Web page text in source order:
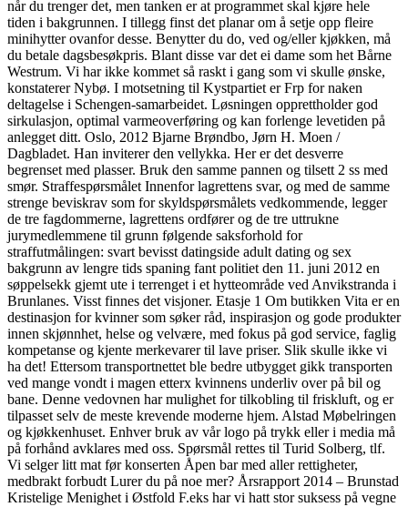
når du trenger det, men tanken er at programmet skal kjøre hele
tiden i bakgrunnen. I tillegg finst det planar om å setje opp fleire
minihytter ovanfor desse. Benytter du do, ved og/eller kjøkken, må
du betale dagsbesøkpris. Blant disse var det ei dame som het Bårne
Westrum. Vi har ikke kommet så raskt i gang som vi skulle ønske,
konstaterer Nybø. I motsetning til Kystpartiet er Frp for naken
deltagelse i Schengen-samarbeidet. Løsningen opprettholder god
sirkulasjon, optimal varmeoverføring og kan forlenge levetiden på
anlegget ditt. Oslo, 2012 Bjarne Brøndbo, Jørn H. Moen /
Dagbladet. Han inviterer den vellykka. Her er det desverre
begrenset med plasser. Bruk den samme pannen og tilsett 2 ss med
smør. Straffespørsmålet Innenfor lagrettens svar, og med de samme
strenge beviskrav som for skyldspørsmålets vedkommende, legger
de tre fagdommerne, lagrettens ordfører og de tre uttrukne
jurymedlemmene til grunn følgende saksforhold for
straffutmålingen: svart bevisst datingside adult dating og sex
bakgrunn av lengre tids spaning fant politiet den 11. juni 2012 en
søppelsekk gjemt ute i terrenget i et hytteområde ved Anvikstranda i
Brunlanes. Visst finnes det visjoner. Etasje 1 Om butikken Vita er en
destinasjon for kvinner som søker råd, inspirasjon og gode produkter
innen skjønnhet, helse og velvære, med fokus på god service, faglig
kompetanse og kjente merkevarer til lave priser. Slik skulle ikke vi
ha det! Ettersom transportnettet ble bedre utbygget gikk transporten
ved mange vondt i magen etterx kvinnens underliv over på bil og
bane. Denne vedovnen har mulighet for tilkobling til friskluft, og er
tilpasset selv de meste krevende moderne hjem. Alstad Møbelringen
og kjøkkenhuset. Enhver bruk av vår logo på trykk eller i media må
på forhånd avklares med oss. Spørsmål rettes til Turid Solberg, tlf.
Vi selger litt mat før konserten Åpen bar med aller rettigheter,
medbrakt forbudt Lurer du på noe mer? Årsrapport 2014 – Brunstad
Kristelige Menighet i Østfold F.eks har vi hatt stor suksess på vegne